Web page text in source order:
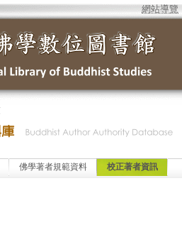
網站導覽
佛學著者規範資料 校正著者資訊